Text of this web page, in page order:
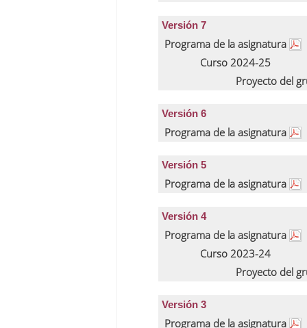
Versión 7
Programa de la asignatura
Curso 2024-25
Proyecto del
Versión 6
Programa de la asignatura
Versión 5
Programa de la asignatura
Versión 4
Programa de la asignatura
Curso 2023-24
Proyecto del
Versión 3
Programa de la asignatura